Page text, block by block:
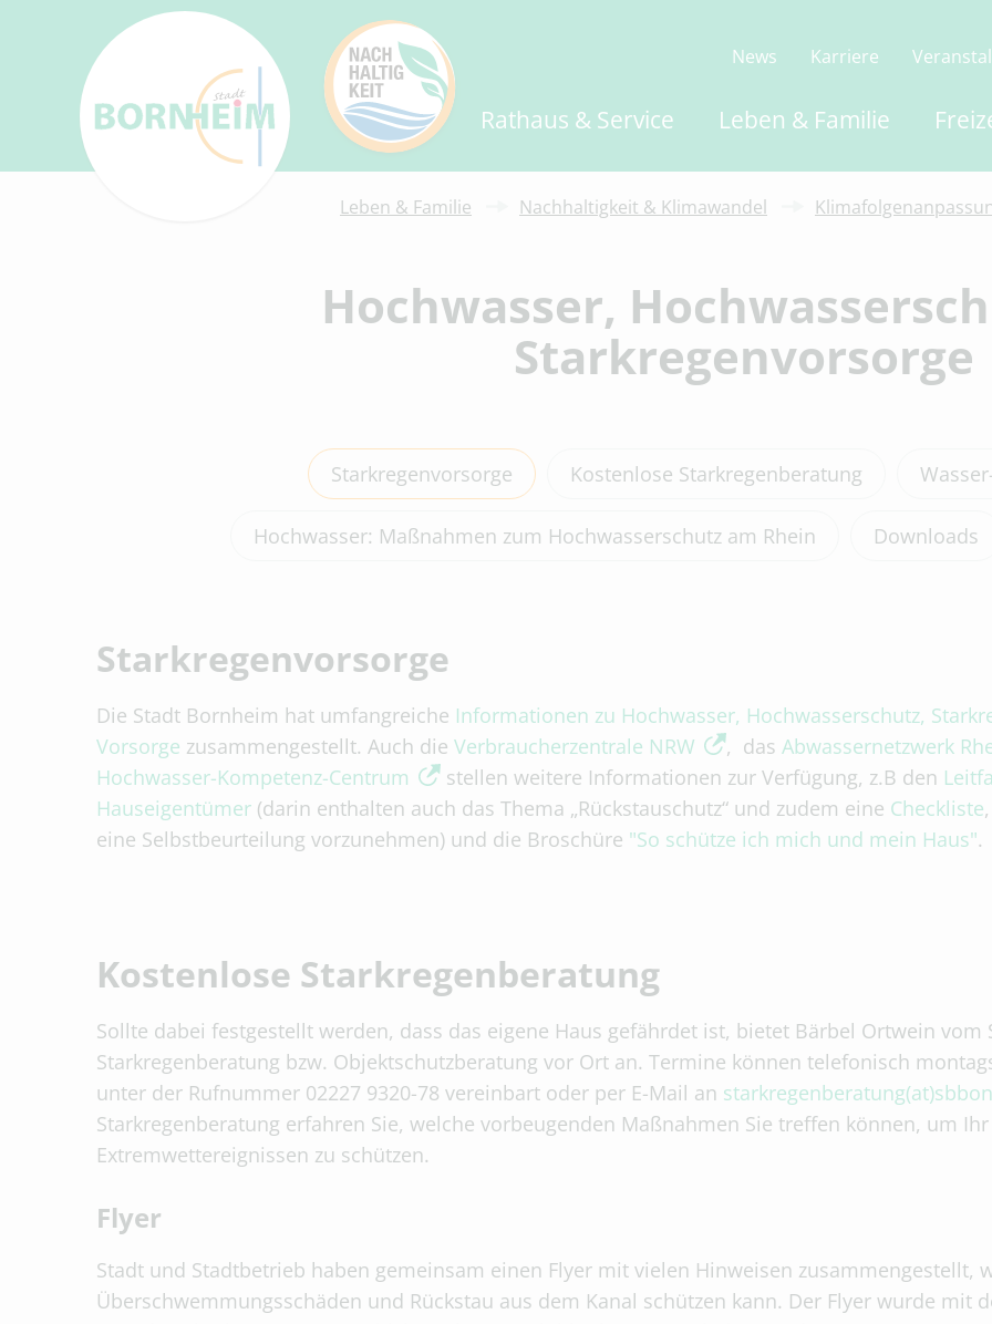
Rathaus & Service Leben & Familie
News Karriere
Leben & Familie Nachhaltigkeit & Klimawandel
Hochwasser,
Starkregenvorsorge
Starkregenvorsorge Kostenlose Starkregenberatung
Hochwasser: Maßnahmen zum Hochwasserschutz am Rhein Downloads
Starkregenvorsorge
Die Stadt Bornheim hat umfangreiche Informationen zu Hochwasser, Hochwasserschutz,
Vorsorge zusammengestellt. Auch die Verbraucherzentrale NRW , das Abwassernetzwerk
Hochwasser-Kompetenz-Centrum
stellen weitere Informationen zur Verfügung, z.B den
Hauseigentümer (darin enthalten auch das Thema „Rückstauschutz“ und zudem eine Checkliste
eine Selbstbeurteilung vorzunehmen) und die Broschüre "So schütze ich mich und mein Haus".
Kostenlose Starkregenberatung
Sollte dabei festgestellt werden, dass das eigene Haus gefährdet ist, bietet Bärbel Ortwein
Starkregenberatung bzw. Objektschutzberatung vor Ort an. Termine können telefonisch
unter der Rufnummer 02227 9320-78 vereinbart oder per E-Mail an
Starkregenberatung erfahren Sie, welche vorbeugenden Maßnahmen Sie treffen können, um
Extremwettereignissen zu schützen.
Flyer
Stadt und Stadtbetrieb haben gemeinsam einen Flyer mit vielen Hinweisen zusammengestellt,
Überschwemmungsschäden und Rückstau aus dem Kanal schützen kann. Der Flyer wurde mit